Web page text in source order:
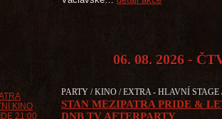
06. 08. 2026 -
PARTY / KINO / EXTRA - HLAVNÍ
STAN MEZIPATRA PRIDE &
DNB TV AFTERPARTY